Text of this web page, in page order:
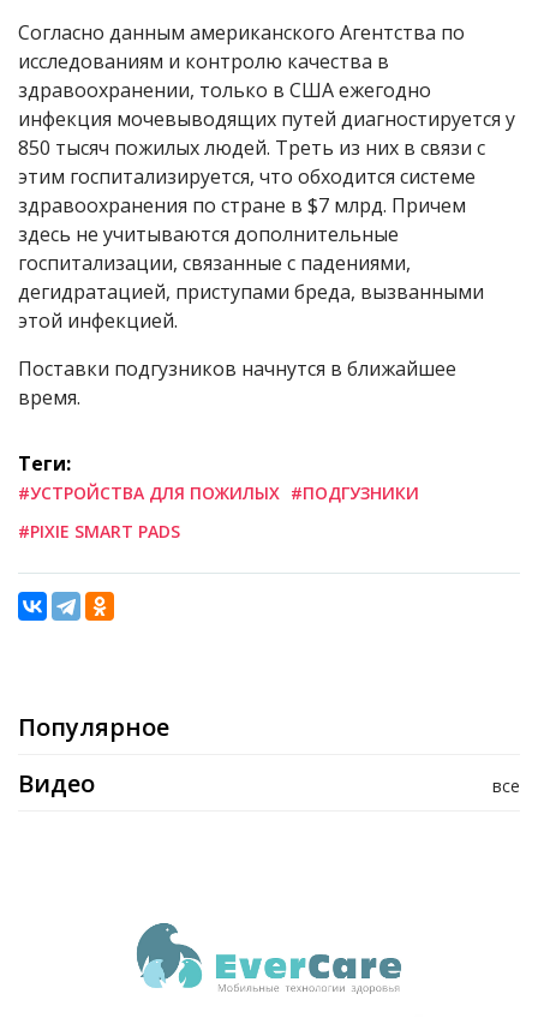
Согласно данным американского Агентства по
исследованиям и контролю качества в
здравоохранении, только в США ежегодно
инфекция мочевыводящих путей диагностируется у
850 тысяч пожилых людей. Треть из них в связи с
этим госпитализируется, что обходится системе
здравоохранения по стране в $7 млрд. Причем
здесь не учитываются дополнительные
госпитализации, связанные с падениями,
дегидратацией, приступами бреда, вызванными
этой инфекцией.
Поставки подгузников начнутся в ближайшее
время.
Теги:
#УСТРОЙСТВА ДЛЯ ПОЖИЛЫХ #ПОДГУЗНИКИ
#PIXIE SMART PADS
Популярное
все
Видео